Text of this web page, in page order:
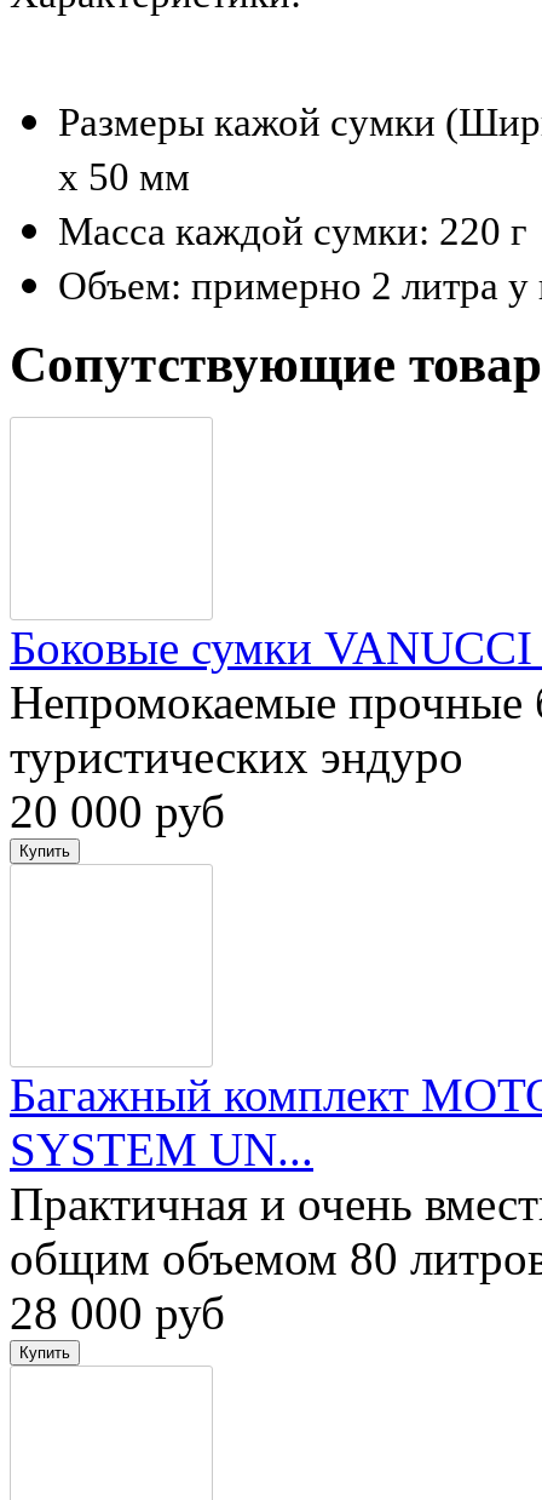
Размеры кажой сумки
x 50 мм
Масса каждой сумки: 220 г
Объем: примерно 2 литра
Сопутствующие
Боковые сумки
Непромокаемые прочные
туристических эндуро
20 000 руб
Багажный комплект
SYSTEM UN...
Практичная и очень
общим объемом 80
28 000 руб